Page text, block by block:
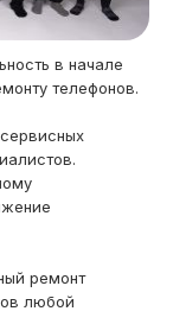
в начале
телефонов.
ремонт
любой